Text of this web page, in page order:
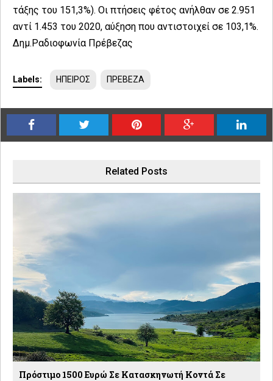
τάξης του 151,3%). Οι πτήσεις φέτος ανήλθαν σε 2.951
αντί 1.453 του 2020, αύξηση που αντιστοιχεί σε 103,1%.
Δημ.Ραδιοφωνία Πρέβεζας
Labels: ΗΠΕΙΡΟΣ ΠΡΕΒΕΖΑ
Related Posts
Πρόστιμο 1500 Ευρώ Σε Κατασκηνωτή Κοντά Σε